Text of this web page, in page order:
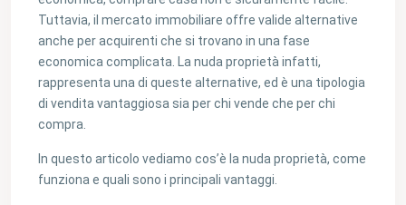
Tuttavia, il mercato immobiliare offre valide alternative
anche per acquirenti che si trovano in una fase
economica complicata. La nuda proprietà infatti,
rappresenta una di queste alternative, ed è una tipologia
di vendita vantaggiosa sia per chi vende che per chi
compra.
In questo articolo vediamo cos’è la nuda proprietà, come
funziona e quali sono i principali vantaggi.